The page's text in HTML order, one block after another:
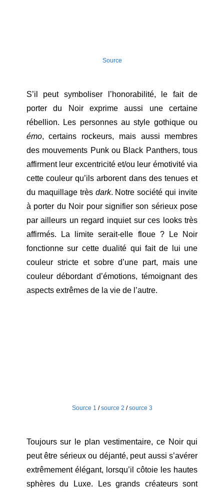
Source
S’il peut symboliser l’honorabilité, le fait de
porter du Noir exprime aussi une certaine
rébellion. Les personnes au style gothique ou
émo, certains rockeurs, mais aussi membres
des mouvements Punk ou Black Panthers, tous
affirment leur excentricité et/ou leur émotivité via
cette couleur qu’ils arborent dans des tenues et
du maquillage très dark. Notre société qui invite
à porter du Noir pour signifier son sérieux pose
par ailleurs un regard inquiet sur ces looks très
affirmés. La limite serait-elle floue ? Le Noir
fonctionne sur cette dualité qui fait de lui une
couleur stricte et sobre d’une part, mais une
couleur débordant d’émotions, témoignant des
aspects extrêmes de la vie de l’autre.
Source 1 /source 2 /source 3
Toujours sur le plan vestimentaire, ce Noir qui
peut être sérieux ou déjanté, peut aussi s’avérer
extrêmement élégant, lorsqu’il côtoie les hautes
sphères du Luxe. Les grands créateurs sont